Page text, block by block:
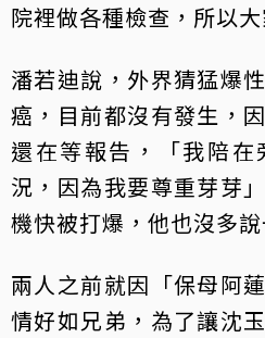
院裡做各種檢查，所以
潘若迪說，外界猜猛爆
癌，目前都沒有發生，
還在等報告，「我陪
況，因為我要尊重芽芽
機快被打爆，他也沒多說
兩人之前就因「保母阿
情好如兄弟，為了讓沈